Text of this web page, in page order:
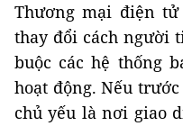
Thương mại điện
thay đổi cách người
buộc các hệ thống
hoạt động. Nếu
chủ yếu là nơi giao